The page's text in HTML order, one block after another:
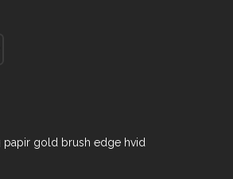
gold brush edge hvid